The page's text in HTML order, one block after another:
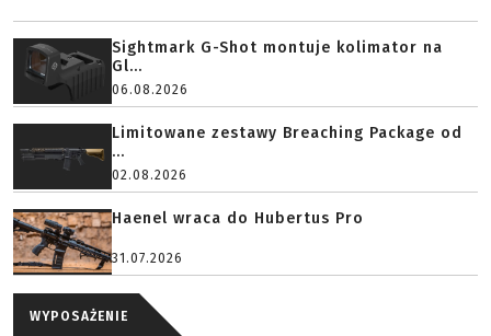
Sightmark G-Shot montuje kolimator na
Gl...
06.08.2026
Limitowane zestawy Breaching Package od
...
02.08.2026
Haenel wraca do Hubertus Pro
31.07.2026
WYPOSAŻENIE